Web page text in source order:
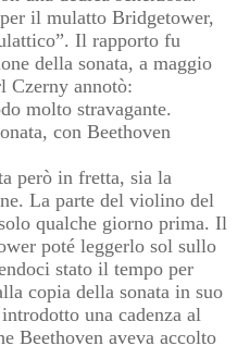
il mulatto Bridgetower,
Il rapporto fu
della sonata, a maggio
Czerny annotò:
molto stravagante.
con Beethoven
però in fretta, sia la
La parte del violino del
qualche giorno prima. Il
poté leggerlo sol sullo
stato il tempo per
copia della sonata in suo
una cadenza al
Beethoven aveva accolto